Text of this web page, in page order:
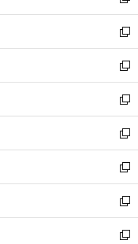
開
く
ウ
で
開
く
ン
ド
ウ
で
開
く
ウ
ィ
ン
ド
ウ
で
開
く
し
い
ウ
ィ
ン
ド
ウ
で
開
く
新
し
い
ウ
ィ
ン
ド
ウ
で
開
く
新
し
い
ウ
ィ
ン
ド
ウ
で
開
く
新
し
い
ウ
ィ
ン
ド
ウ
で
新
し
い
ウ
ィ
ン
ド
新
し
い
ウ
ィ
新
し
い
新